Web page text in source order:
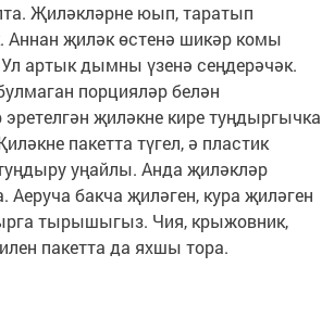
Җиләкләрне юып, таратып
Аннан җиләк өстенә шикәр комы
артык дымны үзенә сеңдерәчәк.
порцияләр белән
җиләкне кире туңдыргычка
пакетта түгел, ә пластик
уңайлы. Анда җиләкләр
Аеруча бакча җиләген, кура җиләген
тырышыгыз. Чия, крыжовник,
пакетта да яхшы тора.